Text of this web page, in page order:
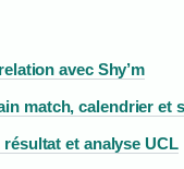
avec Shy’m
match, calendrier et
et analyse UCL